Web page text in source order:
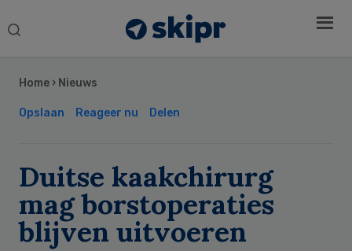
Search
Home › Nieuws
Opslaan Reageer nu Delen
Duitse kaakchirurg
mag borstoperaties
blijven uitvoeren
Sidebar